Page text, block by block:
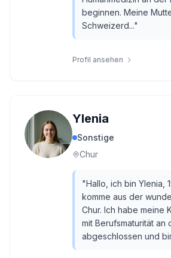
beginnen. Meine
Schweizerd..."
Profil ansehen
Ylenia
Sonstige
Chur
"Hallo, ich bin Ylenia,
komme aus der
Chur. Ich habe meine
mit Berufsmaturität an
abgeschlossen und